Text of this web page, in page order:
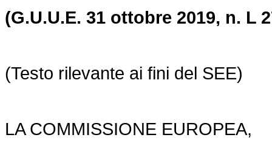
(G.U.U.E. 31 ottobre 2019, n. L
(Testo rilevante ai fini del SEE)
LA COMMISSIONE EUROPEA,